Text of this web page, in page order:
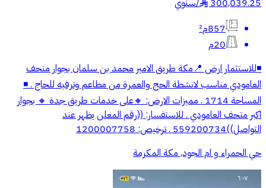
300,039.25
§
/سنوي
857م²
20م
◾️للاستثمار ارض 📍مكة طريق الامير محمد بن سلمان بجوار متحف
العامودي مناسب لانشطة الحج والعمرة من مطاعم وترفيه للحاج . ◾️
المساحة 1714 . مميزات الارض: 🔸على خدمات طريق جدة 🔸 بجوار
اكبر متحف العامودي . للاستفسار: ((رقم المعلن يظهر عند
التواصل))559200734 . ترخيص: 1200007758
حي الحمراء و ام الجود, مكة المكرمة